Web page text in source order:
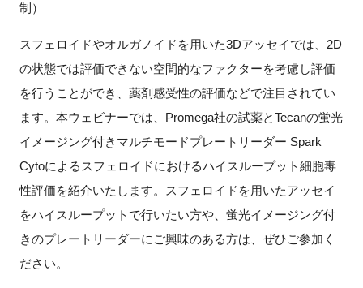
FAQ
イベントお知らせメール登録
制）
スフェロイドやオルガノイドを用いた3Dアッセイでは、2D
の状態では評価できない空間的なファクターを考慮し評価
を行うことができ、薬剤感受性の評価などで注目されてい
ます。本ウェビナーでは、Promega社の試薬とTecanの蛍光
イメージング付きマルチモードプレートリーダー Spark
Cytoによるスフェロイドにおけるハイスループット細胞毒
性評価を紹介いたします。スフェロイドを用いたアッセイ
をハイスループットで行いたい方や、蛍光イメージング付
きのプレートリーダーにご興味のある方は、ぜひご参加く
ださい。